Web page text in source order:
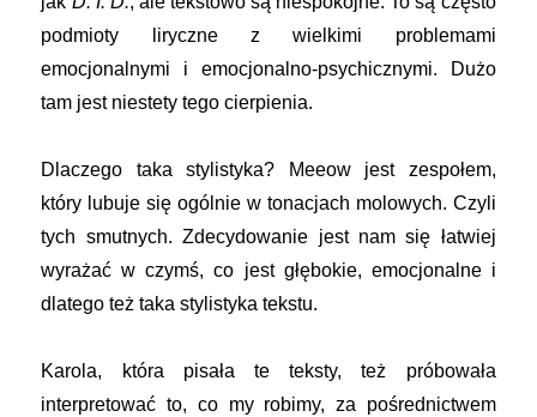
podmioty liryczne z wielkimi problemami
emocjonalnymi i emocjonalno-psychicznymi. Dużo
tam jest niestety tego cierpienia.
Dlaczego taka stylistyka? Meeow jest zespołem,
który lubuje się ogólnie w tonacjach molowych. Czyli
tych smutnych. Zdecydowanie jest nam się łatwiej
wyrażać w czymś, co jest głębokie, emocjonalne i
dlatego też taka stylistyka tekstu.
Karola, która pisała te teksty, też próbowała
interpretować to, co my robimy, za pośrednictwem